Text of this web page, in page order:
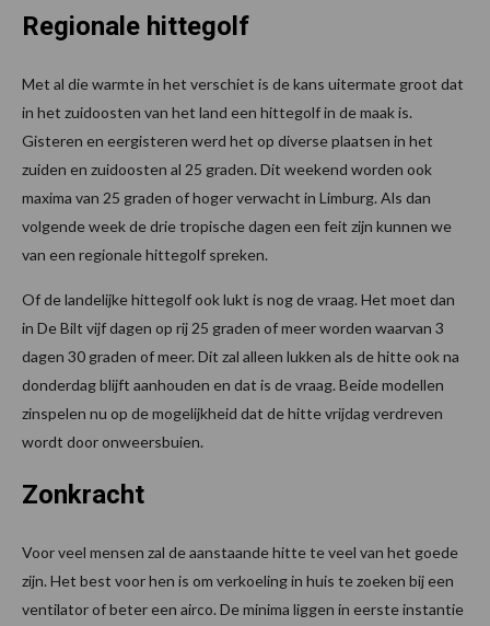
Regionale hittegolf
Met al die warmte in het verschiet is de kans uitermate groot dat
in het zuidoosten van het land een hittegolf in de maak is.
Gisteren en eergisteren werd het op diverse plaatsen in het
zuiden en zuidoosten al 25 graden. Dit weekend worden ook
maxima van 25 graden of hoger verwacht in Limburg. Als dan
volgende week de drie tropische dagen een feit zijn kunnen we
van een regionale hittegolf spreken.
Of de landelijke hittegolf ook lukt is nog de vraag. Het moet dan
in De Bilt vijf dagen op rij 25 graden of meer worden waarvan 3
dagen 30 graden of meer. Dit zal alleen lukken als de hitte ook na
donderdag blijft aanhouden en dat is de vraag. Beide modellen
zinspelen nu op de mogelijkheid dat de hitte vrijdag verdreven
wordt door onweersbuien.
Zonkracht
Voor veel mensen zal de aanstaande hitte te veel van het goede
zijn. Het best voor hen is om verkoeling in huis te zoeken bij een
ventilator of beter een airco. De minima liggen in eerste instantie